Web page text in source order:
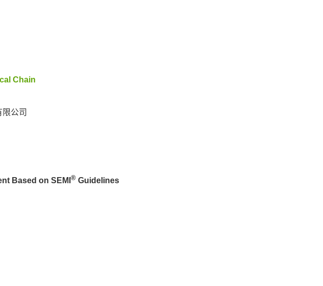
Chain
公司
Based on SEMI ® Guidelines